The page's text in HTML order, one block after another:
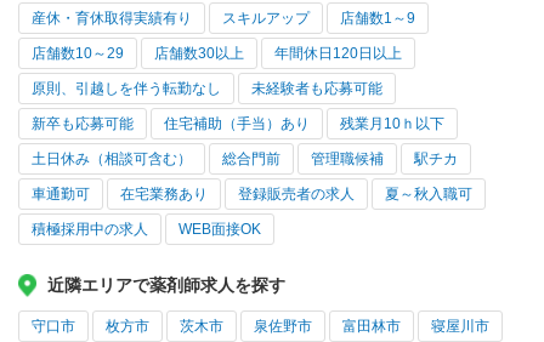
産休・育休取得実績有り スキルアップ 店舗数1～9
店舗数10～29 店舗数30以上 年間休日120日以上
原則、引越しを伴う転勤なし 未経験者も応募可能
新卒も応募可能 住宅補助（手当）あり 残業月10ｈ以下
土日休み（相談可含む） 総合門前 管理職候補 駅チカ
車通勤可 在宅業務あり 登録販売者の求人 夏～秋入職可
積極採用中の求人 WEB面接OK
近隣エリアで薬剤師求人を探す
守口市 枚方市 茨木市 泉佐野市 富田林市 寝屋川市